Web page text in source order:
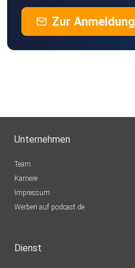
Zur Anmeldung
Unternehmen
Team
Karriere
Impressum
Werben auf podcast.de
Dienst